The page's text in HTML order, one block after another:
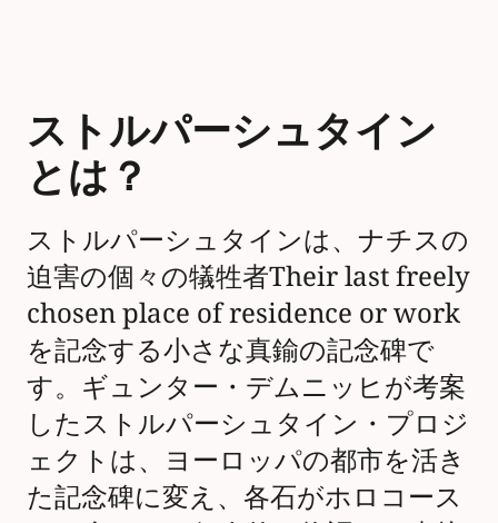
ストルパーシュタイン
とは？
ストルパーシュタインは、ナチスの
迫害の個々の犠牲者Their last freely
chosen place of residence or work
を記念する小さな真鍮の記念碑で
す。ギュンター・デムニッヒが考案
したストルパーシュタイン・プロジ
ェクトは、ヨーロッパの都市を活き
た記念碑に変え、各石がホロコース